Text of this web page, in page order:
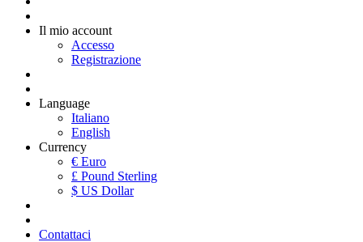
Il mio account
Accesso
Registrazione
Language
Italiano
English
Currency
€ Euro
£ Pound Sterling
$ US Dollar
Contattaci